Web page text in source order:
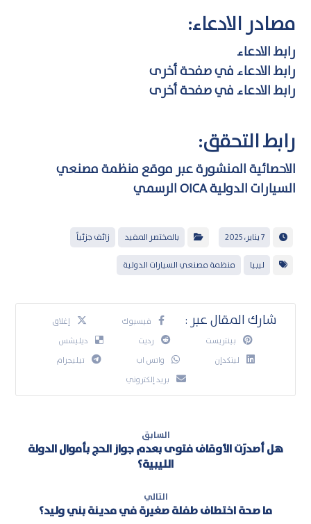
مصادر الادعاء:
رابط الادعاء
رابط الادعاء في صفحة أخرى
رابط الادعاء في صفحة أخرى
رابط التحقق:
الاحصائية المنشورة عبر موقع منظمة مصنعي
السيارات الدولية OICA الرسمي
7 يناير، 2025 بالمختصر المفيد زائف جزئياً
ليبيا منظمة مصنعي السيارات الدولية
فيسبوك
إغلاق
بينتريست
رديت
ديليشس
لينكدإن
واتس اب
تيليجرام
بريد إلكتروني
السابق
هل أصدرَت الأوقاف فتوى بعدم جواز الحج بأموال الدولة
الليبية؟
التالي
ما صحة اختطاف طفلة صغيرة في مدينة بني وليد؟